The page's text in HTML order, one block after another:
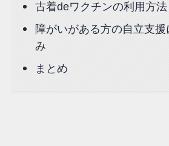
古着deワクチンの利用方法
障がいがある方の自立支援
み
まとめ